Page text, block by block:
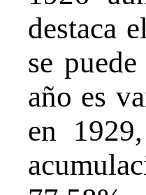
destaca
se
año es
en